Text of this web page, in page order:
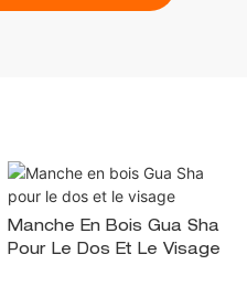
Manche En Bois Gua Sha
Pour Le Dos Et Le Visage